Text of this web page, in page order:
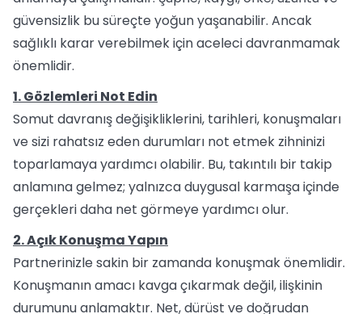
güvensizlik bu süreçte yoğun yaşanabilir. Ancak
sağlıklı karar verebilmek için aceleci davranmamak
önemlidir.
1. Gözlemleri Not Edin
Somut davranış değişikliklerini, tarihleri, konuşmaları
ve sizi rahatsız eden durumları not etmek zihninizi
toparlamaya yardımcı olabilir. Bu, takıntılı bir takip
anlamına gelmez; yalnızca duygusal karmaşa içinde
gerçekleri daha net görmeye yardımcı olur.
2. Açık Konuşma Yapın
Partnerinizle sakin bir zamanda konuşmak önemlidir.
Konuşmanın amacı kavga çıkarmak değil, ilişkinin
durumunu anlamaktır. Net, dürüst ve doğrudan